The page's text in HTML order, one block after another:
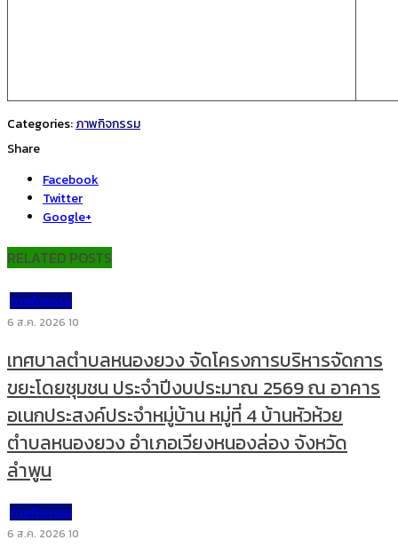
Categories:ภาพกิจกรรม
Share
Facebook
Twitter
Google+
RELATED POSTS
ภาพกิจกรรม
6 ส.ค. 2026 10
เทศบาลตำบลหนองยวง จัดโครงการบริหารจัดการ
ขยะโดยชุมชน ประจำปีงบประมาณ 2569 ณ อาคาร
อเนกประสงค์ประจำหมู่บ้าน หมู่ที่ 4 บ้านหัวห้วย
ตำบลหนองยวง อำเภอเวียงหนองล่อง จังหวัด
ลำพูน
ภาพกิจกรรม
6 ส.ค. 2026 10